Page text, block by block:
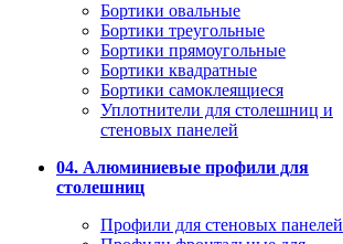
Бортики овальные
Бортики треугольные
Бортики прямоугольные
Бортики квадратные
Бортики самоклеящиеся
Уплотнители для столешниц и
стеновых панелей
04. Алюминиевые профили для
столешниц
Профили для стеновых панелей